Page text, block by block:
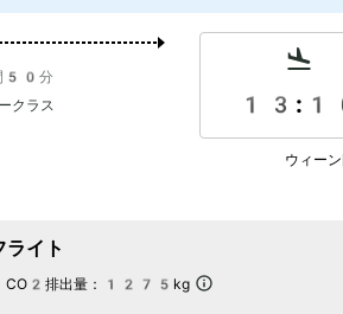
50分
クラス
ウィー
ライト
CO2排出量： 1275kg